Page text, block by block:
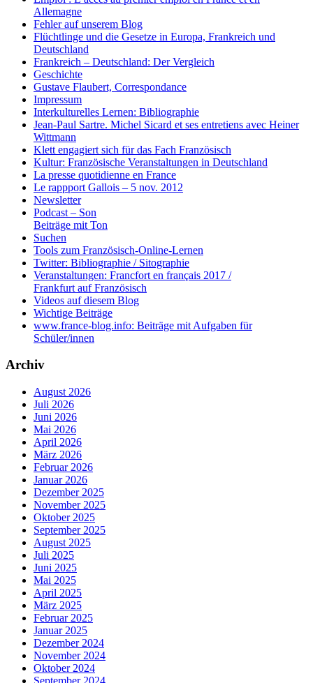
Allemagne
Fehler auf unserem Blog
Flüchtlinge und die Gesetze in Europa, Frankreich und
Deutschland
Frankreich – Deutschland: Der Vergleich
Geschichte
Gustave Flaubert, Correspondance
Impressum
Interkulturelles Lernen: Bibliographie
Jean-Paul Sartre. Michel Sicard et ses entretiens avec Heiner
Wittmann
Klett engagiert sich für das Fach Französisch
Kultur: Französische Veranstaltungen in Deutschland
La presse quotidienne en France
Le rappport Gallois – 5 nov. 2012
Newsletter
Podcast – Son
Beiträge mit Ton
Suchen
Tools zum Französisch-Online-Lernen
Twitter: Bibliographie / Sitographie
Veranstaltungen: Francfort en français 2017 /
Frankfurt auf Französisch
Videos auf diesem Blog
Wichtige Beiträge
www.france-blog.info: Beiträge mit Aufgaben für
Schüler/innen
Archiv
August 2026
Juli 2026
Juni 2026
Mai 2026
April 2026
März 2026
Februar 2026
Januar 2026
Dezember 2025
November 2025
Oktober 2025
September 2025
August 2025
Juli 2025
Juni 2025
Mai 2025
April 2025
März 2025
Februar 2025
Januar 2025
Dezember 2024
November 2024
Oktober 2024
September 2024